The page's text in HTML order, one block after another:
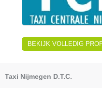
BEKIJK VOLLEDIG
Taxi Nijmegen D.T.C.